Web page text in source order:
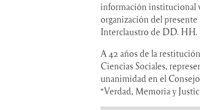
información institucional
organización del
Interclaustro de DD. HH.
A 42 años de la
Ciencias Sociales,
unanimidad en el
“Verdad, Memoria y